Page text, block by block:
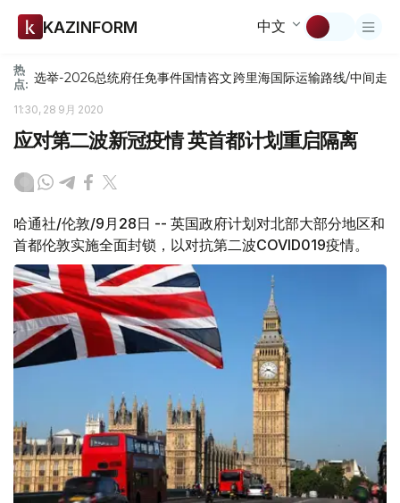
KAZINFORM 中文
热
点: 选举-2026总统府任免事件国情咨文跨里海国际运输路线/中间走廊
11:30, 28 9月 2020
应对第二波新冠疫情 英首都计划重启隔离
哈通社/伦敦/9月28日 -- 英国政府计划对北部大部分地区和
首都伦敦实施全面封锁，以对抗第二波COVID019疫情。